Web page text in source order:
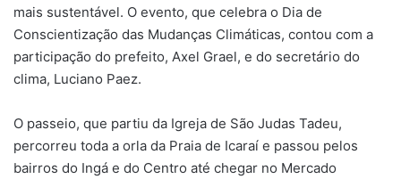
mais sustentável. O evento, que celebra o Dia de
Conscientização das Mudanças Climáticas, contou com a
participação do prefeito, Axel Grael, e do secretário do
clima, Luciano Paez.
O passeio, que partiu da Igreja de São Judas Tadeu,
percorreu toda a orla da Praia de Icaraí e passou pelos
bairros do Ingá e do Centro até chegar no Mercado